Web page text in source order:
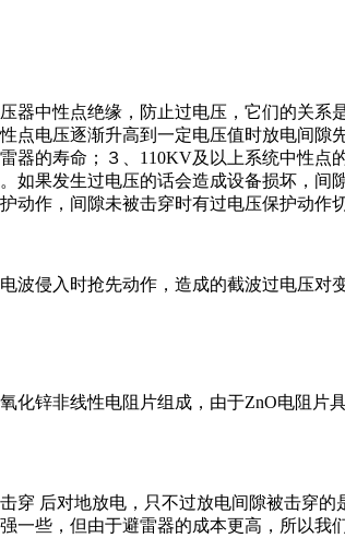
中性点绝缘，防止过电压，它们的关系
点电压逐渐升高到一定电压值时放电间
的寿命；３、110KV及以上系统中性
果发生过电压的话会造成设备损坏，
作，间隙未被击穿时有过电压保护动作
侵入时抢先动作，造成的截波过电压对
锌非线性电阻片组成，由于ZnO电阻片
后对地放电，只不过放电间隙被击穿
些，但由于避雷器的成本更高，所以我